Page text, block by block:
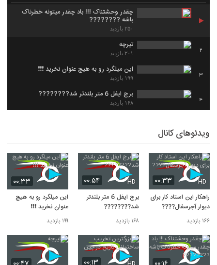
چقدر وحشتناک !!! باد چقدر میتونه خطرناک
باشه ????​????​
۲۵۰ بازدید
2
تیرچه
۲۰۱ بازدید
3
این میلگرد رو به هیچ عنوان نخرید ​❗​❗​❗​
۱۹۹ بازدید
4
برج ایفل 6 متر بلندتر شد????​????​
۱۶۸ بازدید
بزرگترین تخریب ساختمانی تاریخ در چین
۱۳۰ بازدید
ویدئوهای کانال
۰۰:۳۳ HD
راهکار این استاد کار برای
دیوار آجرسفال???? ‌
۱۶۶ بازدید
۰۰:۵۴ HD
برج ایفل 6 متر بلندتر
شد????​????​
۱۶۸ بازدید
۰۰:۳۳
این میلگرد رو به هیچ
عنوان نخرید ​❗​❗​❗​
۱۹۹ بازدید